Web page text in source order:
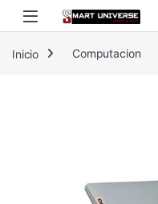
Skip to navigation
Skip to content
Inicio Computacion